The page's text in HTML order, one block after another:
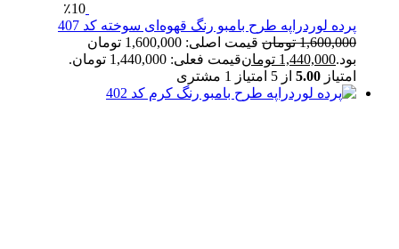
٪10
پرده لوردراپه طرح بامبو رنگ قهوه‌ای سوخته کد 407
1,600,000 تومان
قیمت اصلی: 1,600,000 تومان
بود.1,440,000 تومانقیمت فعلی: 1,440,000 تومان.
امتیاز5.00از 5 امتیاز 1 مشتری